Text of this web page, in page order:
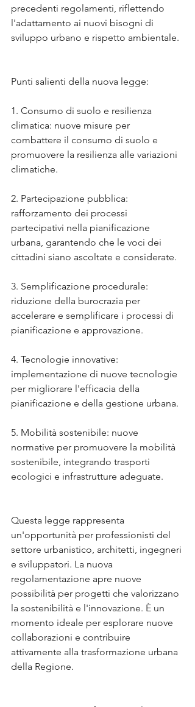
precedenti regolamenti, riflettendo
l'adattamento ai nuovi bisogni di
sviluppo urbano e rispetto ambientale.
Punti salienti della nuova legge:
1. Consumo di suolo e resilienza
climatica: nuove misure per
combattere il consumo di suolo e
promuovere la resilienza alle variazioni
climatiche.
2. Partecipazione pubblica:
rafforzamento dei processi
partecipativi nella pianificazione
urbana, garantendo che le voci dei
cittadini siano ascoltate e considerate.
3. Semplificazione procedurale:
riduzione della burocrazia per
accelerare e semplificare i processi di
pianificazione e approvazione.
4. Tecnologie innovative:
implementazione di nuove tecnologie
per migliorare l'efficacia della
pianificazione e della gestione urbana.
5. Mobilità sostenibile: nuove
normative per promuovere la mobilità
sostenibile, integrando trasporti
ecologici e infrastrutture adeguate.
Questa legge rappresenta
un'opportunità per professionisti del
settore urbanistico, architetti, ingegneri
e sviluppatori. La nuova
regolamentazione apre nuove
possibilità per progetti che valorizzano
la sostenibilità e l'innovazione. È un
momento ideale per esplorare nuove
collaborazioni e contribuire
attivamente alla trasformazione urbana
della Regione.